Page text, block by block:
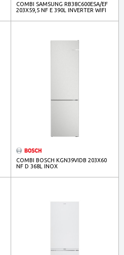
COMBI SAMSUNG RB38C600ESA/EF
203X59,5 NF E 390L INVERTER WIFI
COMBI BOSCH KGN39VIDB 203X60
NF D 368L INOX